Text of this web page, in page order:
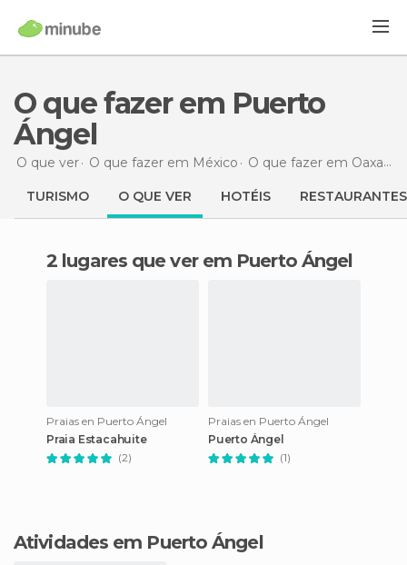
O que fazer em Puerto
Ángel
O que ver O que fazer em México O que fazer em Oaxaca
TURISMO O QUE VER HOTÉIS RESTAURANTES
2 lugares que ver em Puerto Ángel
Praias en Puerto Ángel
Praia Estacahuite
(2)
Praias en Puerto Ángel
Puerto Ángel
(1)
Atividades em Puerto Ángel